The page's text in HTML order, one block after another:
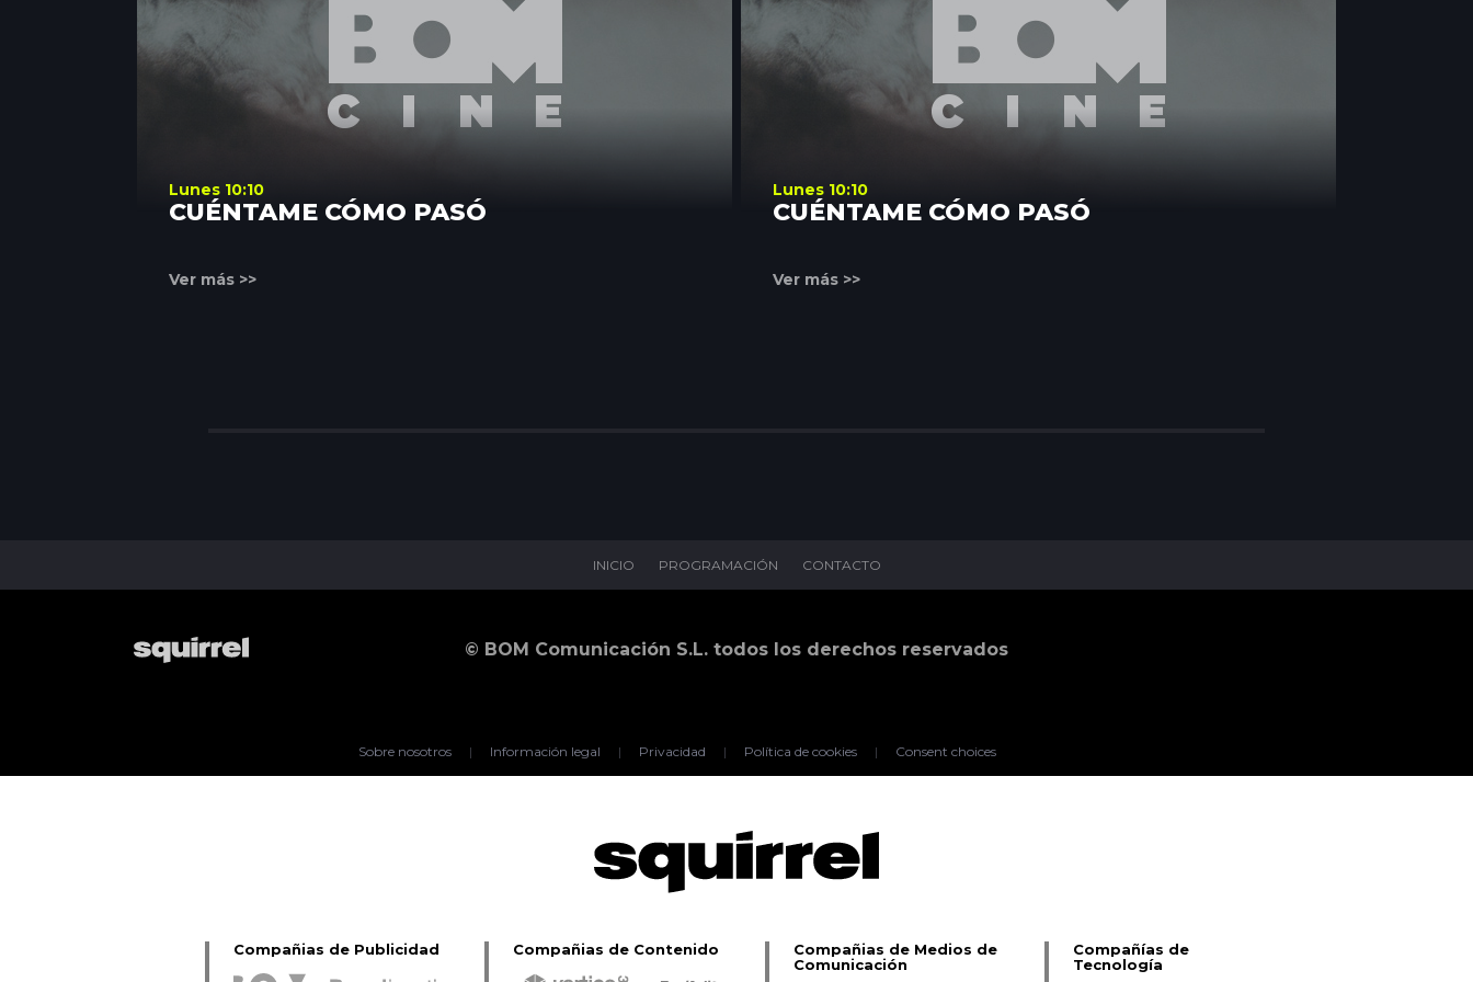
Lunes 10:10
CUÉNTAME CÓMO PASÓ
Ver más >>
Lunes 10:10
CUÉNTAME CÓMO PASÓ
Ver más >>
INICIO PROGRAMACIÓN CONTACTO
© BOM Comunicación S.L. todos los derechos reservados
Sobre nosotros | Información legal | Privacidad | Política de cookies | Consent choices
Compañias de Publicidad Compañias de Contenido
Compañias de Medios de
Comunicación
Compañías de
Tecnología